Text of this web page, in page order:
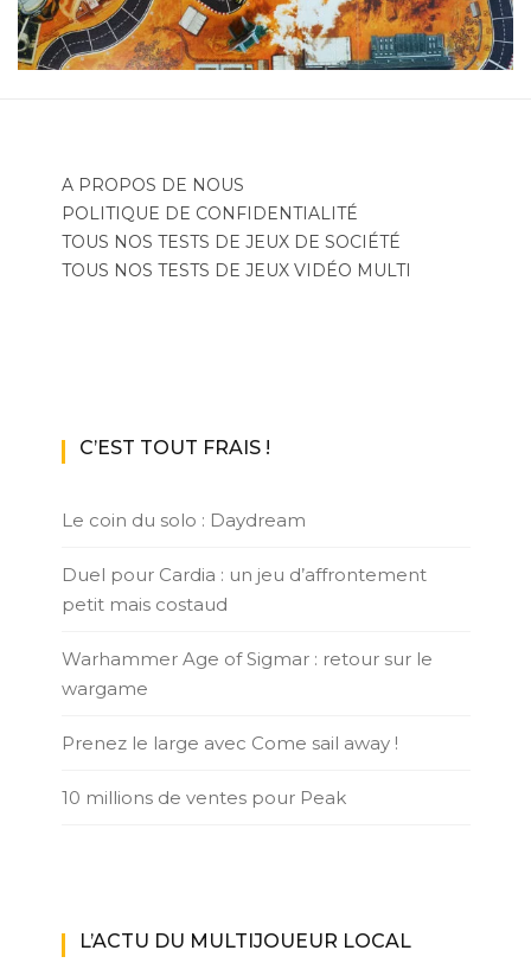
A PROPOS DE NOUS
POLITIQUE DE CONFIDENTIALITÉ
TOUS NOS TESTS DE JEUX DE SOCIÉTÉ
TOUS NOS TESTS DE JEUX VIDÉO MULTI
C’EST TOUT FRAIS !
Le coin du solo : Daydream
Duel pour Cardia : un jeu d’affrontement
petit mais costaud
Warhammer Age of Sigmar : retour sur le
wargame
Prenez le large avec Come sail away !
10 millions de ventes pour Peak
L’ACTU DU MULTIJOUEUR LOCAL